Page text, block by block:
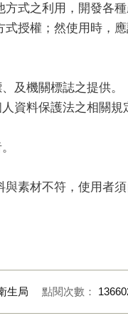
式之利用，開發各
授權；然使用時，應
及機關標誌之提供。
資料保護法之相關規
素材不符，使用者
生局 點閱次數：